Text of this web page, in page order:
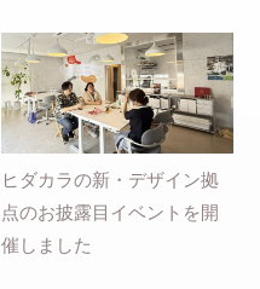
ヒダカラの新・デザイン拠
点のお披露目イベントを開
催しました